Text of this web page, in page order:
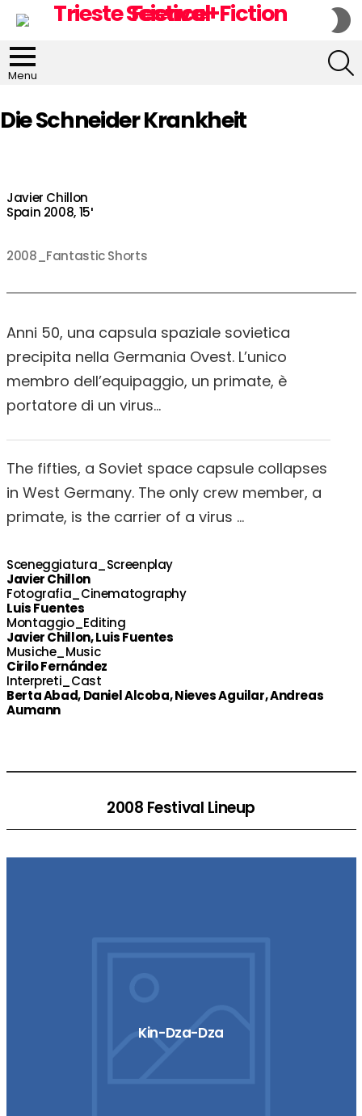
Menu
Die Schneider Krankheit
Javier Chillon
Spain 2008, 15′
2008_Fantastic Shorts
Anni 50, una capsula spaziale sovietica
precipita nella Germania Ovest. L’unico
membro dell’equipaggio, un primate, è
portatore di un virus…
The fifties, a Soviet space capsule collapses
in West Germany. The only crew member, a
primate, is the carrier of a virus …
Sceneggiatura_Screenplay
Javier Chillon
Fotografia_Cinematography
Luis Fuentes
Montaggio_Editing
Javier Chillon, Luis Fuentes
Musiche_Music
Cirilo Fernández
Interpreti_Cast
Berta Abad, Daniel Alcoba, Nieves Aguilar, Andreas
Aumann
2008 Festival Lineup
Kin-Dza-Dza